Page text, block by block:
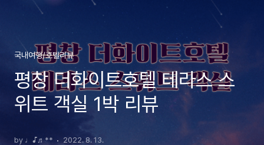
국내여행/호텔리뷰
평창 더화이트호텔 테라스 스
위트 객실 1박 리뷰
by ♩♪♬** 2022. 8. 13.